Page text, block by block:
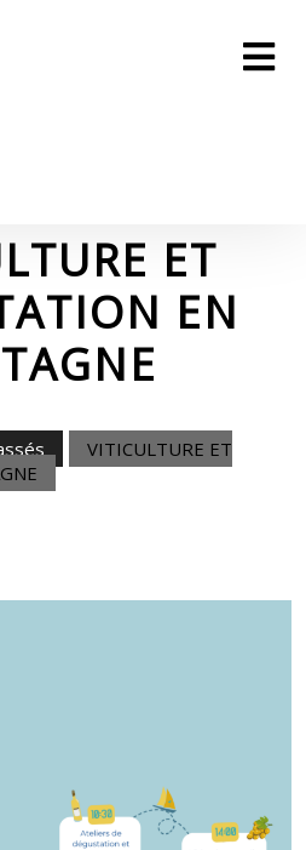
ET
EN
VITICULTURE ET